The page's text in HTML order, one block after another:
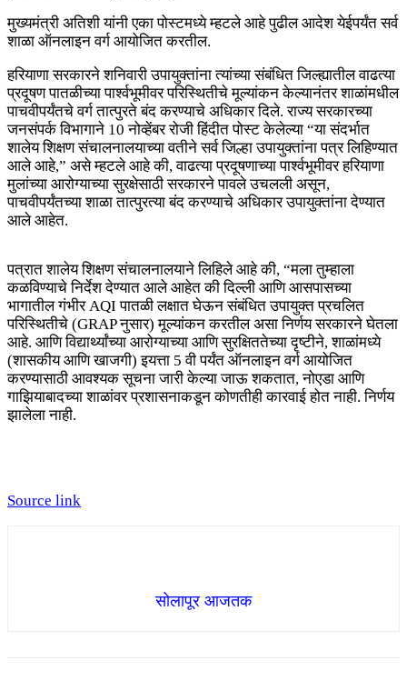
मुख्यमंत्री अतिशी यांनी एका पोस्टमध्ये म्हटले आहे पुढील आदेश येईपर्यंत सर्व
शाळा ऑनलाइन वर्ग आयोजित करतील.
हरियाणा सरकारने शनिवारी उपायुक्तांना त्यांच्या संबंधित जिल्ह्यातील वाढत्या
प्रदूषण पातळीच्या पार्श्वभूमीवर परिस्थितीचे मूल्यांकन केल्यानंतर शाळांमधील
पाचवीपर्यंतचे वर्ग तात्पुरते बंद करण्याचे अधिकार दिले. राज्य सरकारच्या
जनसंपर्क विभागाने 10 नोव्हेंबर रोजी हिंदीत पोस्ट केलेल्या “या संदर्भात
शालेय शिक्षण संचालनालयाच्या वतीने सर्व जिल्हा उपायुक्तांना पत्र लिहिण्यात
आले आहे,” असे म्हटले आहे की, वाढत्या प्रदूषणाच्या पार्श्वभूमीवर हरियाणा
मुलांच्या आरोग्याच्या सुरक्षेसाठी सरकारने पावले उचलली असून,
पाचवीपर्यंतच्या शाळा तात्पुरत्या बंद करण्याचे अधिकार उपायुक्तांना देण्यात
आले आहेत.
पत्रात शालेय शिक्षण संचालनालयाने लिहिले आहे की, “मला तुम्हाला
कळविण्याचे निर्देश देण्यात आले आहेत की दिल्ली आणि आसपासच्या
भागातील गंभीर AQI पातळी लक्षात घेऊन संबंधित उपायुक्त प्रचलित
परिस्थितीचे (GRAP नुसार) मूल्यांकन करतील असा निर्णय सरकारने घेतला
आहे. आणि विद्यार्थ्यांच्या आरोग्याच्या आणि सुरक्षिततेच्या दृष्टीने, शाळांमध्ये
(शासकीय आणि खाजगी) इयत्ता 5 वी पर्यंत ऑनलाइन वर्ग आयोजित
करण्यासाठी आवश्यक सूचना जारी केल्या जाऊ शकतात, नोएडा आणि
गाझियाबादच्या शाळांवर प्रशासनाकडून कोणतीही कारवाई होत नाही. निर्णय
झालेला नाही.
Source link
सोलापूर आजतक